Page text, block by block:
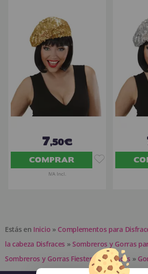
7,50€
COMPRAR
IVA Incl.
Estás en Inicio » Complementos para
la cabeza Disfraces » Sombreros y Gorras
Sombreros y Gorras Fiesteros Disfraces »